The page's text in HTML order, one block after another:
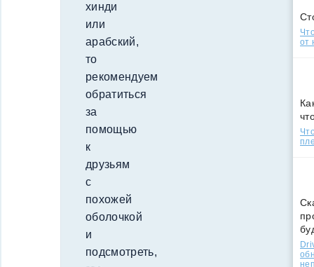
хинди
или
арабский,
то
рекомендуем
обратиться
за
помощью
к
друзьям
с
похожей
оболочкой
и
подсмотреть,
от